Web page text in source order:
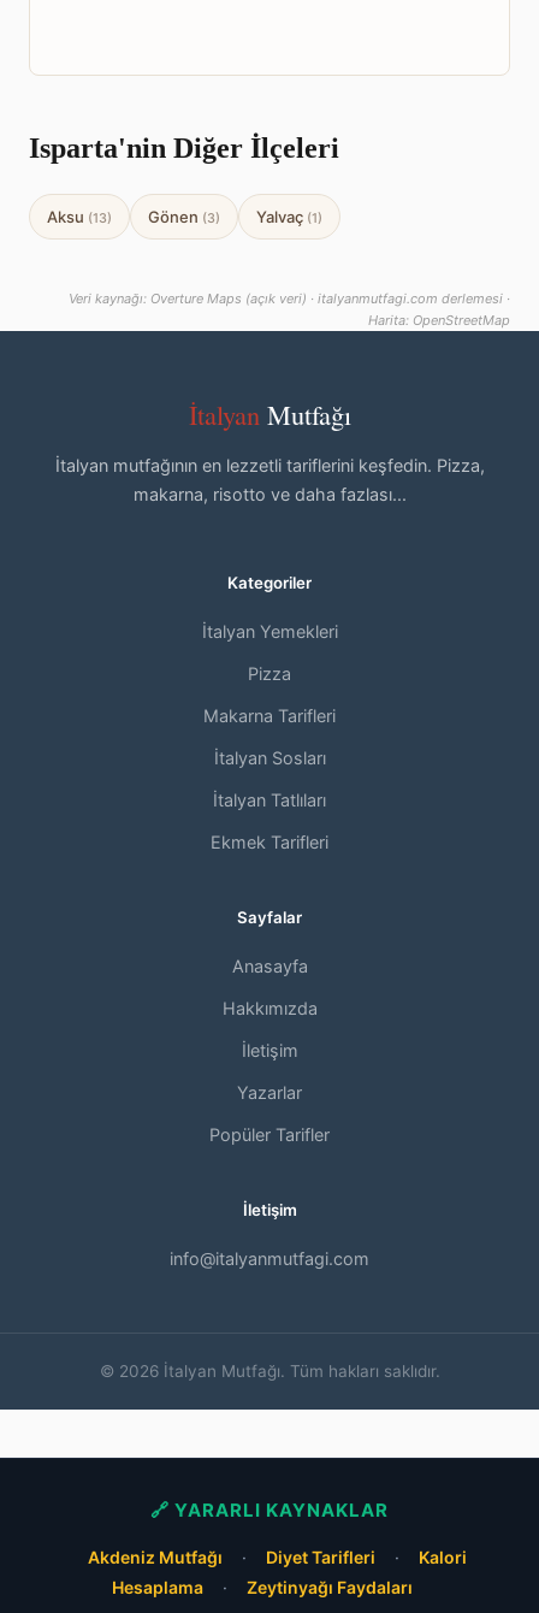
Isparta'nin Diğer İlçeleri
Aksu (13) Gönen (3) Yalvaç (1)
Veri kaynağı: Overture Maps (açık veri) · italyanmutfagi.com derlemesi ·
Harita: OpenStreetMap
İtalyanMutfağı
İtalyan mutfağının en lezzetli tariflerini keşfedin. Pizza,
makarna, risotto ve daha fazlası...
Kategoriler
İtalyan Yemekleri
Pizza
Makarna Tarifleri
İtalyan Sosları
İtalyan Tatlıları
Ekmek Tarifleri
Sayfalar
Anasayfa
Hakkımızda
İletişim
Yazarlar
Popüler Tarifler
İletişim
info@italyanmutfagi.com
© 2026 İtalyan Mutfağı. Tüm hakları saklıdır.
🔗 YARARLI KAYNAKLAR
Akdeniz Mutfağı · Diyet Tarifleri ·
Kalori
Hesaplama
· Zeytinyağı Faydaları